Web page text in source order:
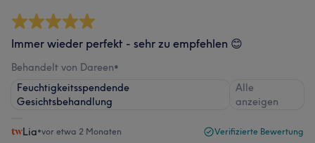
Immer wieder perfekt - sehr zu empfehlen 😊
Behandelt von Dareen•
Feuchtigkeitsspendende
Gesichtsbehandlung
Alle
anzeigen
Lia•vor etwa 2 Monaten Verifizierte Bewertung